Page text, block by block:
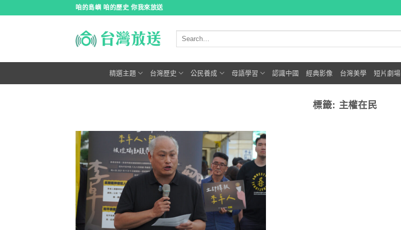
咱的島嶼 咱的歷史 你我來放送
精選主題 台灣歷史 公民養成 母語學習 認識中國 經典影像 台灣美學 短片劇場
標籤: 主權在民